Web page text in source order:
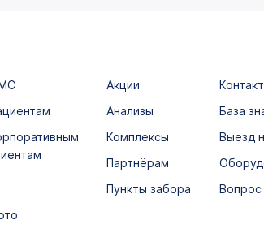
Акции
Анализы
Комплексы
Партнёрам
Пункты забора
База
Выезд
Вопрос